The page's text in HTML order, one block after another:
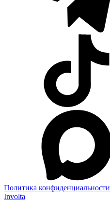
Политика конфиденциальности
Involta